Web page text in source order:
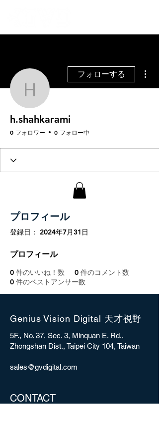
h.shahkarami
フォローする
h.shahkarami
0 フォロワー 0 フォロー中
プロフィール
登録日： 2024年7月31日
プロフィール
0 件のいいね！数 0 件のコメント数
0 件のベストアンサー数
Genius Vision Digital 天才視野
5F., No. 37, Sec. 3, Minquan E. Rd.,
Zhongshan Dist., Taipei City 104, Taiwan
sales@gvdigital.com
CONTACT